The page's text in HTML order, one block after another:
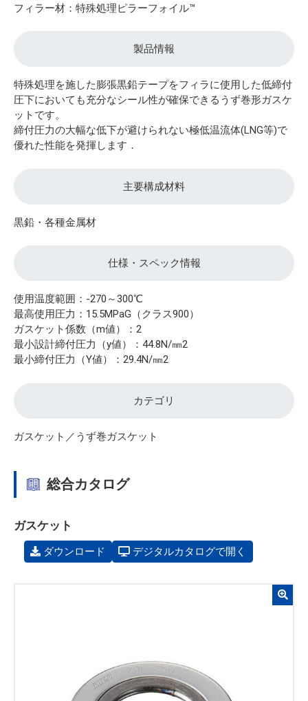
フィラー材：特殊処理ピラーフォイル™
製品情報
特殊処理を施した膨張黒鉛テープをフィラに使用した低締付
圧下においても充分なシール性が確保できるうず巻形ガスケ
ットです。
締付圧力の大幅な低下が避けられない極低温流体(LNG等)で
優れた性能を発揮します．
主要構成材料
黒鉛・各種金属材
仕様・スペック情報
使用温度範囲：-270～300℃
最高使用圧力：15.5MPaG（クラス900）
ガスケット係数（m値）：2
最小設計締付圧力（y値）：44.8N/㎜2
最小締付圧力（Y値）：29.4N/㎜2
カテゴリ
ガスケット／うず巻ガスケット
総合カタログ
ガスケット
ダウンロード デジタルカタログで開く